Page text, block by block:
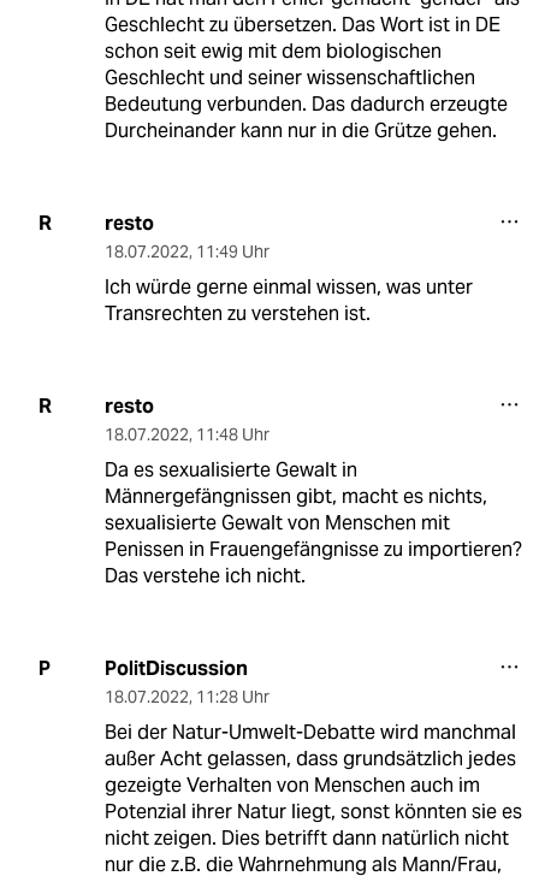
Geschlecht zu übersetzen. Das Wort ist in DE
schon seit ewig mit dem biologischen
Geschlecht und seiner wissenschaftlichen
Bedeutung verbunden. Das dadurch erzeugte
Durcheinander kann nur in die Grütze gehen.
R resto
18.07.2022, 11:49 Uhr
Ich würde gerne einmal wissen, was unter
Transrechten zu verstehen ist.
R resto
18.07.2022, 11:48 Uhr
Da es sexualisierte Gewalt in
Männergefängnissen gibt, macht es nichts,
sexualisierte Gewalt von Menschen mit
Penissen in Frauengefängnisse zu importieren?
Das verstehe ich nicht.
P PolitDiscussion
18.07.2022, 11:28 Uhr
Bei der Natur-Umwelt-Debatte wird manchmal
außer Acht gelassen, dass grundsätzlich jedes
gezeigte Verhalten von Menschen auch im
Potenzial ihrer Natur liegt, sonst könnten sie es
nicht zeigen. Dies betrifft dann natürlich nicht
nur die z.B. die Wahrnehmung als Mann/Frau,